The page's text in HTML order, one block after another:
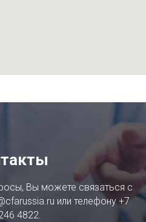
Вы можете связаться с
или телефону +7
4822.